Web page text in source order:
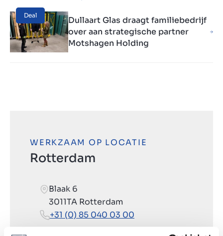
Deal
Dullaart Glas draagt familiebedrijf
over aan strategische partner
Motshagen Holding
WERKZAAM OP LOCATIE
Rotterdam
Blaak 6
3011TA Rotterdam
+31 (0) 85 040 03 00